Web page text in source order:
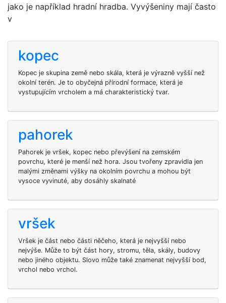
jako je například hradní hradba. Vyvýšeniny mají často
v
kopec
Kopec je skupina země nebo skála, která je výrazně vyšší než
okolní terén. Je to obyčejná přírodní formace, která je
vystupujícím vrcholem a má charakteristický tvar.
pahorek
Pahorek je vršek, kopec nebo převýšení na zemském
povrchu, které je menší než hora. Jsou tvořeny zpravidla jen
malými změnami výšky na okolním povrchu a mohou být
vysoce vyvinuté, aby dosáhly skalnaté
vršek
Vršek je část nebo části něčeho, která je nejvyšší nebo
nejvýše. Může to být část hory, stromu, těla, skály, budovy
nebo jiného objektu. Slovo může také znamenat nejvyšší bod,
vrchol nebo vrchol.